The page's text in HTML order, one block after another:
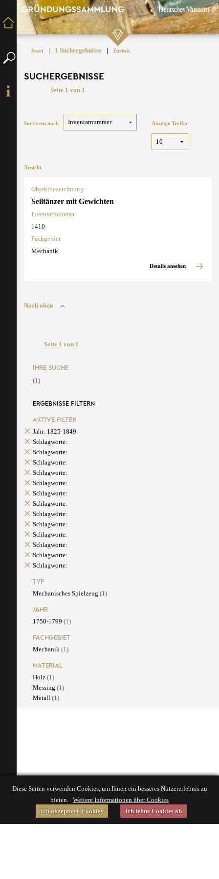
GRÜNDUNGSSAMMLUNG
Start | 1 Suchergebnisse | Zurück
SUCHERGEBNISSE
Seite 1 von 1
Sortieren nach Anzeige Treffer
Ansicht
Objektbezeichnung
Seiltänzer mit Gewichten
Inventarnummer
1410
Fachgebiet
Mechanik
Details ansehen
Nach oben
Seite 1 von 1
IHRE SUCHE
(1)
ERGEBNISSE FILTERN
AKTIVE FILTER
Jahr: 1825-1849
Schlagworte:
Schlagworte:
Schlagworte:
Schlagworte:
Schlagworte:
Schlagworte:
Schlagworte:
Schlagworte:
Schlagworte:
Schlagworte:
Schlagworte:
Schlagworte:
Schlagworte:
TYP
Mechanisches Spielzeug (1)
JAHR
1750-1799 (1)
FACHGEBIET
Mechanik (1)
MATERIAL
Holz (1)
Messing (1)
Metall (1)
Diese Seiten verwenden Cookies, um Ihnen ein besseres Nutzererlebnis zu
bieten. Weitere Informationen über Cookies
Ich akzeptiere Cookies
Ich lehne Cookies ab